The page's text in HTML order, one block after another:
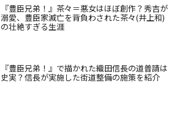
『豊臣兄弟！』茶々＝悪女はほぼ創作？秀吉が
溺愛、豊臣家滅亡を背負わされた茶々(井上和)
の壮絶すぎる生涯
『豊臣兄弟！』で描かれた織田信長の道普請は
史実？信長が実施した街道整備の施策を紹介